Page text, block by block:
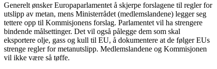
Generelt ønsker Europaparlamentet å skjerpe forslagene til regler for
utslipp av metan, mens Ministerrådet (medlemslandene) legger seg
tettere opp til Kommisjonens forslag. Parlamentet vil ha strengere
bindende målsettinger. Det vil også pålegge dem som skal
eksportere olje, gass og kull til EU, å dokumentere at de følger EUs
strenge regler for metanutslipp. Medlemslandene og Kommisjonen
vil ikke være så tøffe.